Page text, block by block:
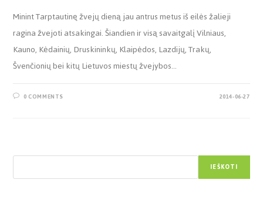
Minint Tarptautinę žvejų dieną jau antrus metus iš eilės žalieji
ragina žvejoti atsakingai. Šiandien ir visą savaitgalį Vilniaus,
Kauno, Kėdainių, Druskininkų, Klaipėdos, Lazdijų, Trakų,
Švenčionių bei kitų Lietuvos miestų žvejybos…
0 COMMENTS 2014-06-27
IEŠKOTI